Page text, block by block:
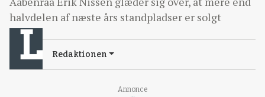
Annonce
halvdelen af næste års standpladser er solgt
Redaktionen